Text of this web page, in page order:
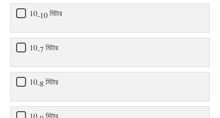
10-10মিটার
10-7 মিটার
10-8 মিটার
10 মিটার